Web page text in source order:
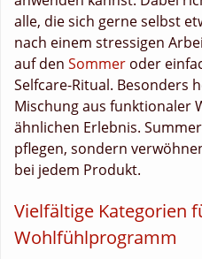
alle, die sich gerne selbst
nach einem stressigen
auf den Sommer oder
Selfcare-Ritual. Besonders
Mischung aus funktionaler
ähnlichen Erlebnis.
pflegen, sondern
bei jedem Produkt.
Vielfältige Kategorien
Wohlfühlprogramm